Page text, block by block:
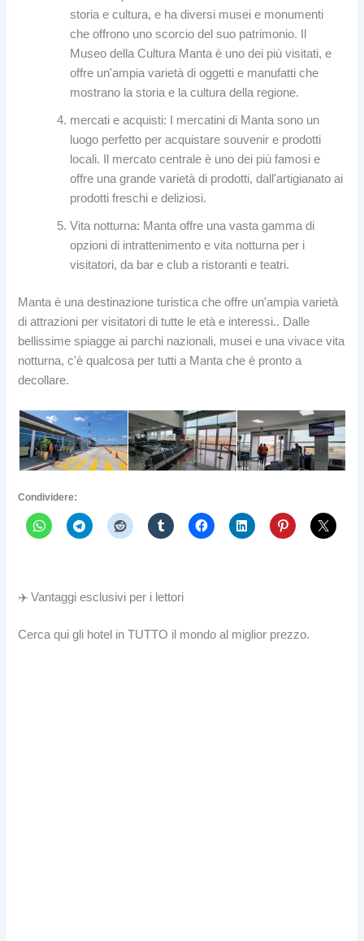
storia e cultura, e ha diversi musei e monumenti
che offrono uno scorcio del suo patrimonio. Il
Museo della Cultura Manta è uno dei più visitati, e
offre un'ampia varietà di oggetti e manufatti che
mostrano la storia e la cultura della regione.
mercati e acquisti: I mercatini di Manta sono un
luogo perfetto per acquistare souvenir e prodotti
locali. Il mercato centrale è uno dei più famosi e
offre una grande varietà di prodotti, dall'artigianato ai
prodotti freschi e deliziosi.
Vita notturna: Manta offre una vasta gamma di
opzioni di intrattenimento e vita notturna per i
visitatori, da bar e club a ristoranti e teatri.
Manta è una destinazione turistica che offre un'ampia varietà
di attrazioni per visitatori di tutte le età e interessi.. Dalle
bellissime spiagge ai parchi nazionali, musei e una vivace vita
notturna, c'è qualcosa per tutti a Manta che è pronto a
decollare.
Condividere:
✈️ Vantaggi esclusivi per i lettori
Cerca qui gli hotel in TUTTO il mondo al miglior prezzo.